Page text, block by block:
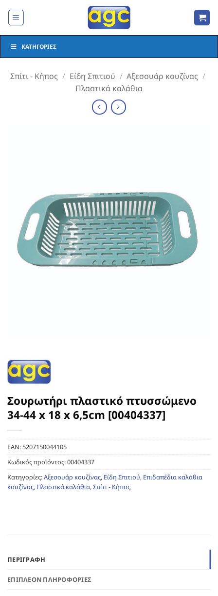
στο
ΚΑΤΗΓΟΡΊΕΣ
Σπίτι - Κήπος / Είδη Σπιτιού / Αξεσουάρ κουζίνας /
Πλαστικά καλάθια
Σουρωτήρι πλαστικό πτυσσώμενο
34-44 x 18 x 6,5cm [00404337]
EAN:5207150044105
Κωδικός προϊόντος:00404337
Κατηγορίες:Αξεσουάρ κουζίνας, Είδη Σπιτιού, Επιδαπέδια καλάθια
κουζίνας, Πλαστικά καλάθια,Σπίτι - Κήπος
ΠΕΡΙΓΡΑΦΉ
ΕΠΙΠΛΈΟΝ ΠΛΗΡΟΦΟΡΊΕΣ